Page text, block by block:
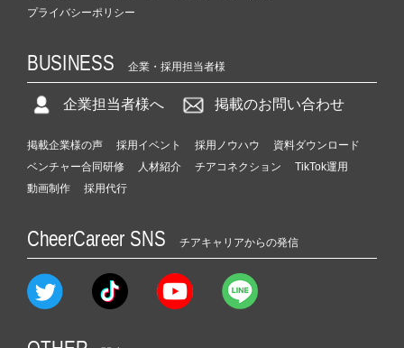
プライバシーポリシー
BUSINESS 企業・採用担当者様
企業担当者様へ 掲載のお問い合わせ
掲載企業様の声 採用イベント 採用ノウハウ
資料ダウンロード
ベンチャー合同研修
人材紹介 チアコネクション
TikTok運用
動画制作
採用代行
CheerCareer SNS チアキャリアからの発信